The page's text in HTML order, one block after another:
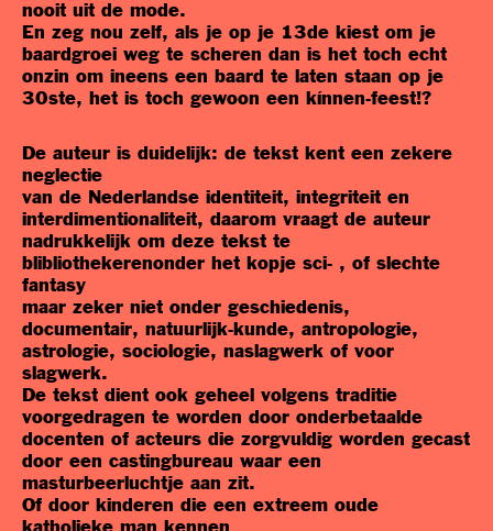
nooit uit de mode.
En zeg nou zelf, als je op je 13de kiest om je
baardgroei weg te scheren dan is het toch echt
onzin om ineens een baard te laten staan op je
30ste, het is toch gewoon een kínnen-feest!?
De auteur is duidelijk: de tekst kent een zekere
neglectie
van de Nederlandse identiteit, integriteit en
interdimentionaliteit, daarom vraagt de auteur
nadrukkelijk om deze tekst te
blibliothekerenonder het kopje sci- , of slechte
fantasy
maar zeker niet onder geschiedenis,
documentair, natuurlijk-kunde, antropologie,
astrologie, sociologie, naslagwerk of voor
slagwerk.
De tekst dient ook geheel volgens traditie
voorgedragen te worden door onderbetaalde
docenten of acteurs die zorgvuldig worden gecast
door een castingbureau waar een
masturbeerluchtje aan zit.
Of door kinderen die een extreem oude